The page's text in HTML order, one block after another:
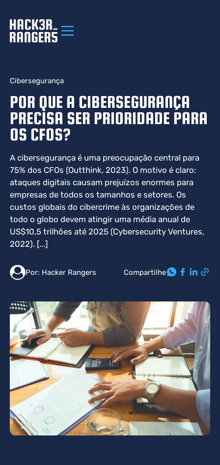
Cibersegurança
POR QUE A CIBERSEGURANÇA
PRECISA SER PRIORIDADE PARA
OS CFOS?
A cibersegurança é uma preocupação central para
75% dos CFOs (Outthink, 2023). O motivo é claro:
ataques digitais causam prejuízos enormes para
empresas de todos os tamanhos e setores. Os
custos globais do cibercrime às organizações de
todo o globo devem atingir uma média anual de
US$10,5 trilhões até 2025 (Cybersecurity Ventures,
2022). [...]
Por: Hacker Rangers Compartilhe